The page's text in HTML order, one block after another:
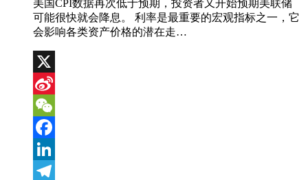
美国CPI数据再次低于预期，投资者又开始预期美联储
可能很快就会降息。 利率是最重要的宏观指标之一，它
会影响各类资产价格的潜在走…
X
Sina
Weibo
WeChat
Facebook
LinkedIn